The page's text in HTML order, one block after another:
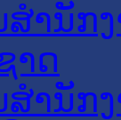
ານັກ
າດ
ສຳນັກ